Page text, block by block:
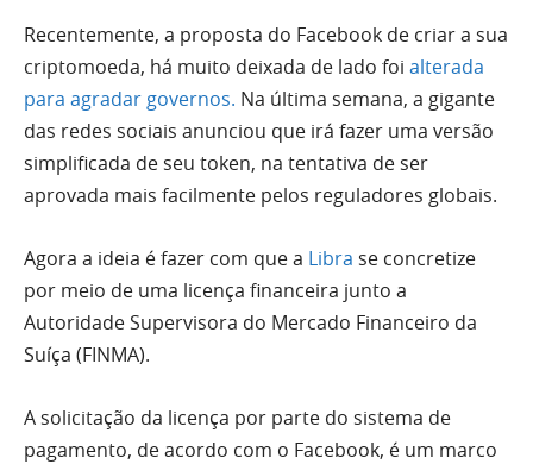
Recentemente, a proposta do Facebook de criar a sua
criptomoeda, há muito deixada de lado foi alterada
para agradar governos. Na última semana, a gigante
das redes sociais anunciou que irá fazer uma versão
simplificada de seu token, na tentativa de ser
aprovada mais facilmente pelos reguladores globais.
Agora a ideia é fazer com que a Libra se concretize
por meio de uma licença financeira junto a
Autoridade Supervisora do Mercado Financeiro da
Suíça (FINMA).
A solicitação da licença por parte do sistema de
pagamento, de acordo com o Facebook, é um marco